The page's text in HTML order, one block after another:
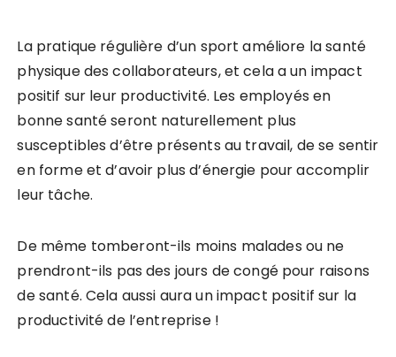
La pratique régulière d’un sport améliore la santé
physique des collaborateurs, et cela a un impact
positif sur leur productivité. Les employés en
bonne santé seront naturellement plus
susceptibles d’être présents au travail, de se sentir
en forme et d’avoir plus d’énergie pour accomplir
leur tâche.
De même tomberont-ils moins malades ou ne
prendront-ils pas des jours de congé pour raisons
de santé. Cela aussi aura un impact positif sur la
productivité de l’entreprise !